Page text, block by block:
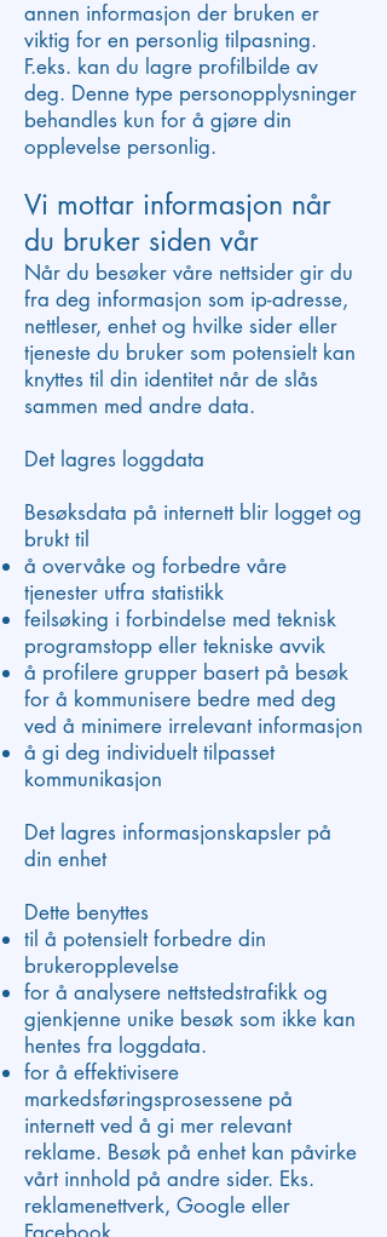
annen informasjon der bruken er
viktig for en personlig tilpasning.
F.eks. kan du lagre profilbilde av
deg. Denne type personopplysninger
behandles kun for å gjøre din
opplevelse personlig.
Vi mottar informasjon når
du bruker siden vår
Når du besøker våre nettsider gir du
fra deg informasjon som ip-adresse,
nettleser, enhet og hvilke sider eller
tjeneste du bruker som potensielt kan
knyttes til din identitet når de slås
sammen med andre data.
Det lagres loggdata
Besøksdata på internett blir logget og
brukt til
å overvåke og forbedre våre
tjenester utfra statistikk
feilsøking i forbindelse med teknisk
programstopp eller tekniske avvik
å profilere grupper basert på besøk
for å kommunisere bedre med deg
ved å minimere irrelevant informasjon
å gi deg individuelt tilpasset
kommunikasjon
Det lagres informasjonskapsler på
din enhet
Dette benyttes
til å potensielt forbedre din
brukeropplevelse
for å analysere nettstedstrafikk og
gjenkjenne unike besøk som ikke kan
hentes fra loggdata.
for å effektivisere
markedsføringsprosessene på
internett ved å gi mer relevant
reklame. Besøk på enhet kan påvirke
vårt innhold på andre sider. Eks.
reklamenettverk, Google eller